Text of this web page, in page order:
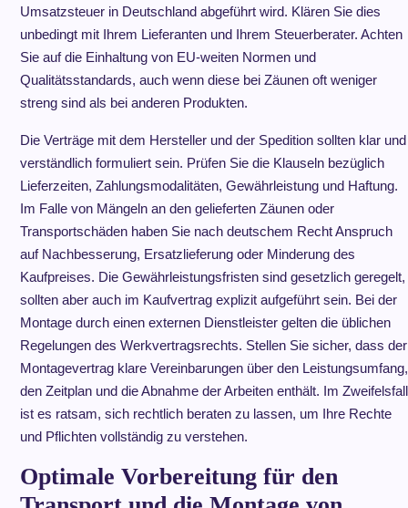
Umsatzsteuer in Deutschland abgeführt wird. Klären Sie dies
unbedingt mit Ihrem Lieferanten und Ihrem Steuerberater. Achten
Sie auf die Einhaltung von EU-weiten Normen und
Qualitätsstandards, auch wenn diese bei Zäunen oft weniger
streng sind als bei anderen Produkten.
Die Verträge mit dem Hersteller und der Spedition sollten klar und
verständlich formuliert sein. Prüfen Sie die Klauseln bezüglich
Lieferzeiten, Zahlungsmodalitäten, Gewährleistung und Haftung.
Im Falle von Mängeln an den gelieferten Zäunen oder
Transportschäden haben Sie nach deutschem Recht Anspruch
auf Nachbesserung, Ersatzlieferung oder Minderung des
Kaufpreises. Die Gewährleistungsfristen sind gesetzlich geregelt,
sollten aber auch im Kaufvertrag explizit aufgeführt sein. Bei der
Montage durch einen externen Dienstleister gelten die üblichen
Regelungen des Werkvertragsrechts. Stellen Sie sicher, dass der
Montagevertrag klare Vereinbarungen über den Leistungsumfang,
den Zeitplan und die Abnahme der Arbeiten enthält. Im Zweifelsfall
ist es ratsam, sich rechtlich beraten zu lassen, um Ihre Rechte
und Pflichten vollständig zu verstehen.
Optimale Vorbereitung für den